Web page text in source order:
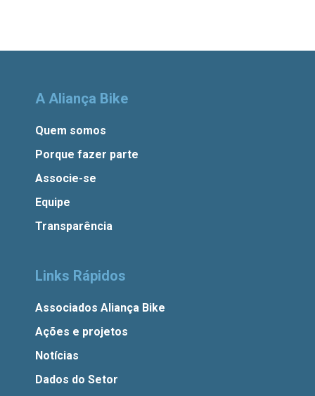
A Aliança Bike
Quem somos
Porque fazer parte
Associe-se
Equipe
Transparência
Links Rápidos
Associados Aliança Bike
Ações e projetos
Notícias
Dados do Setor